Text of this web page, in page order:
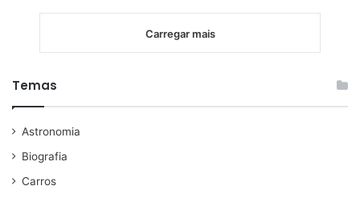
Carregar mais
Temas
Astronomia
Biografia
Carros